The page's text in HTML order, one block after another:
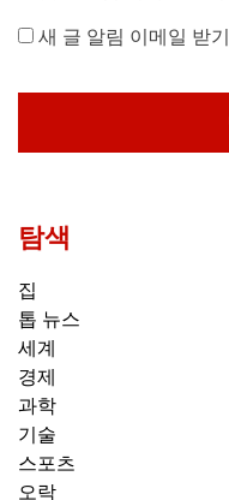
새 글 알림 이메일 받기
탐색
집
톱 뉴스
세계
경제
과학
기술
스포츠
오락